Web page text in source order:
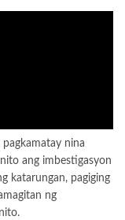
nina
ang imbestigasyon
katarungan, pagiging
ng